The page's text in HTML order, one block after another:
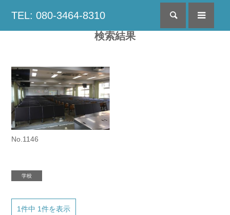
TEL: 080-3464-8310 検索
検索結果
No.1146
学校
1件中 1件を表示